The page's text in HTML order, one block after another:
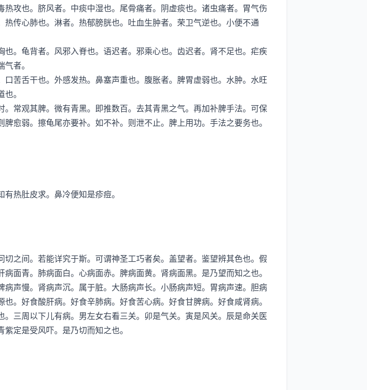
攻也。脐风者。中痰中湿也。尾骨痛者。阴虚痰也。诸虫痛者。胃气伤
传心肺也。淋者。热郁膀胱也。吐血生肿者。荣卫气逆也。小便不通
。龟背者。风邪入脊也。语迟者。邪乘心也。齿迟者。肾不足也。疟疾
者。
苦舌干也。外感发热。鼻塞声重也。腹胀者。脾胃虚弱也。水肿。水旺
。
常观其脾。微有青黑。即推数百。去其青黑之气。再加补脾手法。可保
愈弱。擦龟尾亦要补。如不补。则泄不止。脾上用功。手法之要务也。
热肚皮求。鼻冷便知是疹痘。
之间。若能详究于斯。可谓神圣工巧者矣。盖望者。鉴望辨其色也。假
面青。肺病面白。心病面赤。脾病面黄。肾病面黑。是乃望而知之也。
声慢。肾病声沉。属于脏。大肠病声长。小肠病声短。胃病声速。胆病
。好食酸肝病。好食辛肺病。好食苦心病。好食甘脾病。好食咸肾病。
三周以下儿有病。男左女右看三关。卯是气关。寅是风关。辰是命关医
定是受风吓。是乃切而知之也。